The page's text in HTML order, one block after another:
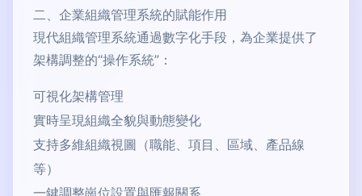
二、企業組織管理系統的賦能作用
現代組織管理系統通過數字化手段，為企業提供了
架構調整的“操作系統”：
可視化架構管理
實時呈現組織全貌與動態變化
支持多維組織視圖（職能、項目、區域、產品線
等）
一鍵調整崗位設置與匯報關系